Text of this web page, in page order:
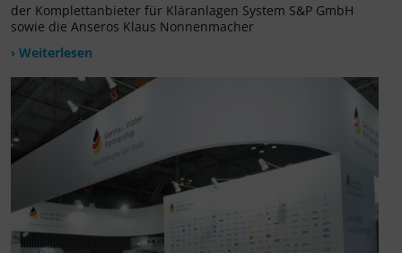
der Komplettanbieter für Kläranlagen System S&P GmbH
sowie die Anseros Klaus Nonnenmacher
› Weiterlesen